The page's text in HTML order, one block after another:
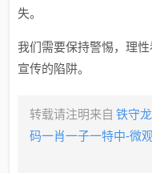
失。
我们需要保持警惕，理
宣传的陷阱。
转载请注明来自 铁守
码一肖一子一特中-微